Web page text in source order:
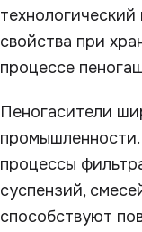
свойства при
процессе
Пеногасители
процессы
суспензий,
способствуют